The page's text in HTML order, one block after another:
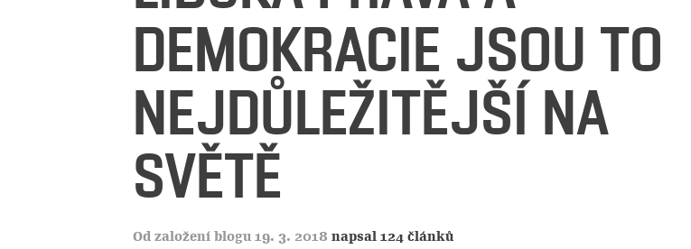
DEMOKRACIE JSOU TO
NEJDŮLEŽITĚJŠÍ NA
SVĚTĚ
Od založení blogu 19. 3. 2018 napsal 124 článků